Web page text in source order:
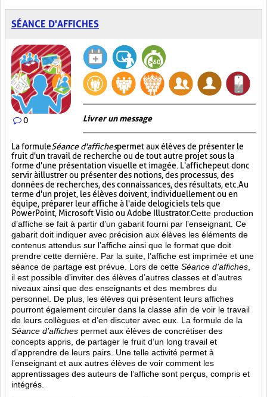
SÉANCE D'AFFICHES
0 Livrer un message
La formuleSéance d'affichespermet aux élèves de présenter le
fruit d'un travail de recherche ou de tout autre projet sous la
forme d'une présentation visuelle et imagée. L'affichepeut donc
servir à illustrer ou présenter des notions, des processus, des
données de recherches, des connaissances, des résultats, etc. Au
terme d'un projet, les élèves doivent, individuellement ou en
équipe, préparer leur affiche à l'aide de logiciels tels que
PowerPoint, Microsoft Visio ou Adobe Illustrator.Cette production
d’affiche se fait à partir d’un gabarit fourni par l’enseignant. Ce
gabarit doit indiquer avec précision aux élèves les éléments de
contenus attendus sur l’affiche ainsi que le format que doit
prendre cette dernière. Par la suite, l’affiche est imprimée et une
séance de partage est prévue. Lors de cette Séance d’affiches
il est possible d’inviter des élèves d’autres classes et d’autres
niveaux ainsi que des enseignants et des membres du
personnel. De plus, les élèves qui présentent leurs affiches
pourront également circuler dans la classe afin de voir le travail
de leurs collègues et d’en discuter avec eux. La formule de la
Séance d’affiches permet aux élèves de concrétiser des
concepts appris, de partager le fruit d’un long travail et
d’apprendre de leurs pairs. Une telle activité permet à
l’enseignant et aux autres élèves de voir comment les
apprentissages des auteurs de l’affiche sont perçus, compris et
intégrés.